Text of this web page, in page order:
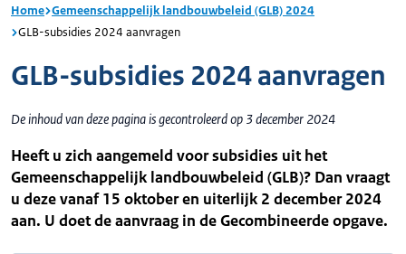
Home Gemeenschappelijk landbouwbeleid (GLB) 2024
GLB-subsidies 2024 aanvragen
GLB-subsidies 2024 aanvragen
De inhoud van deze pagina is gecontroleerd op 3 december 2024
Heeft u zich aangemeld voor subsidies uit het
Gemeenschappelijk landbouwbeleid (GLB)? Dan vraagt
u deze vanaf 15 oktober en uiterlijk 2 december 2024
aan. U doet de aanvraag in de Gecombineerde opgave.